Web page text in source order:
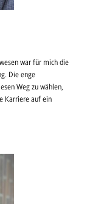
war für mich die
Die enge
Weg zu wählen,
Karriere auf ein